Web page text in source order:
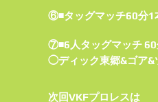
⑥◾タッグマッチ60分
⑦◾6人タッグマッチ
◯ディック東郷&ゴア&
次回VKFプロレスは